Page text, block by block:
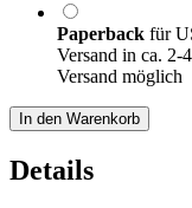
Paperback für
Versand in ca. 2-
Versand möglich
In den Warenkorb
Details